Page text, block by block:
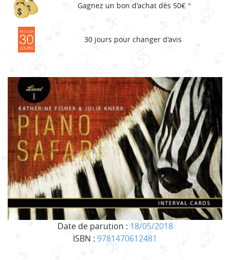
Date de parution : 18/05/2018
ISBN : 9781470612481
Gagnez un bon d'achat dès 50€ *
30 jours pour changer d'avis